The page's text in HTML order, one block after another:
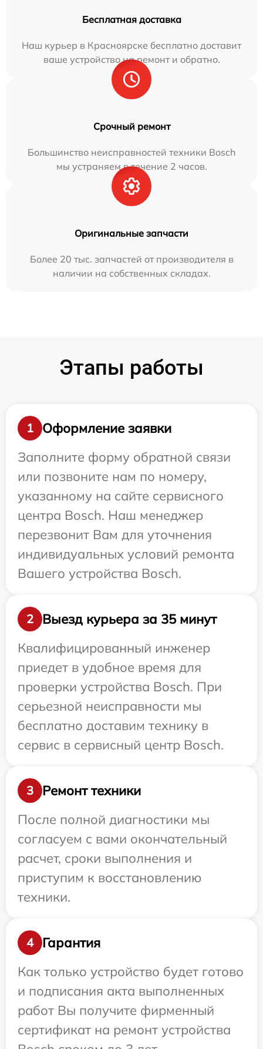
Бесплатная доставка
Наш курьер в Красноярске бесплатно доставит
ваше устройство на ремонт и обратно.
Срочный ремонт
Большинство неисправностей техники Bosch
мы устраняем в течение 2 часов.
Оригинальные запчасти
Более 20 тыс. запчастей от производителя в
наличии на собственных складах.
Этапы работы
1
Оформление заявки
Заполните форму обратной связи
или позвоните нам по номеру,
указанному на сайте сервисного
центра Bosch. Наш менеджер
перезвонит Вам для уточнения
индивидуальных условий ремонта
Вашего устройства Bosch.
2
Выезд курьера за 35 минут
Квалифицированный инженер
приедет в удобное время для
проверки устройства Bosch. При
серьезной неисправности мы
бесплатно доставим технику в
сервис в сервисный центр Bosch.
3
Ремонт техники
После полной диагностики мы
согласуем с вами окончательный
расчет, сроки выполнения и
приступим к восстановлению
техники.
4
Гарантия
Как только устройство будет готово
и подписания акта выполненных
работ Вы получите фирменный
сертификат на ремонт устройства